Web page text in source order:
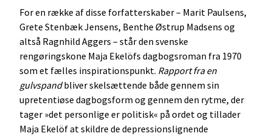
For en række af disse forfatterskaber – Marit Paulsens,
Grete Stenbæk Jensens, Benthe Østrup Madsens og
altså Ragnhild Aggers – står den svenske
rengøringskone Maja Ekelöfs dagbogsroman fra 1970
som et fælles inspirationspunkt. Rapport fra en
gulvspandbliver skelsættende både gennem sin
upretentiøse dagbogsform og gennem den rytme, der
tager »det personlige er politisk« på ordet og tillader
Maja Ekelöf at skildre de depressionslignende